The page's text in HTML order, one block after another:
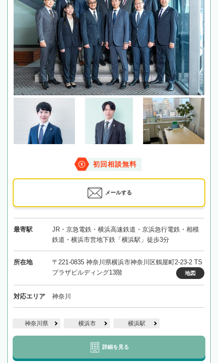
初回相談無料
メールする
最寄駅
JR・京急電鉄・横浜高速鉄道・京浜急行電鉄・相模
鉄道・横浜市営地下鉄「横浜駅」徒歩3分
所在地
〒221-0835 神奈川県横浜市神奈川区鶴屋町2-23-2 TS
プラザビルディング13階
地図
対応エリア 神奈川
神奈川県 横浜市 横浜駅
詳細を見る